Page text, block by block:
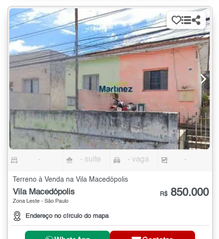
- - suíte - vaga -
Terreno à Venda na Vila Macedópolis
Vila Macedópolis
Zona Leste - São Paulo
Endereço no círculo do mapa
R$ 850.000